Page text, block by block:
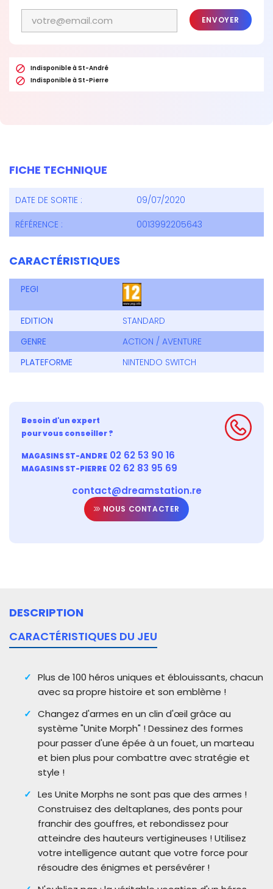
ENVOYER
 Indisponible à St-André
 Indisponible à St-Pierre
FICHE TECHNIQUE
DATE DE SORTIE :
09/07/2020
RÉFÉRENCE :
0013992205643
CARACTÉRISTIQUES
PEGI
EDITION
STANDARD
GENRE
ACTION / AVENTURE
PLATEFORME
NINTENDO SWITCH
Besoin d'un expert
pour vous conseiller ?
MAGASINS ST-ANDRE 02 62 53 90 16
MAGASINS ST-PIERRE 02 62 83 95 69
contact@dreamstation.re
NOUS CONTACTER
DESCRIPTION
CARACTÉRISTIQUES DU JEU
Plus de 100 héros uniques et éblouissants, chacun
avec sa propre histoire et son emblème !
Changez d'armes en un clin d'œil grâce au
système "Unite Morph" ! Dessinez des formes
pour passer d'une épée à un fouet, un marteau
et bien plus pour combattre avec stratégie et
style !
Les Unite Morphs ne sont pas que des armes !
Construisez des deltaplanes, des ponts pour
franchir des gouffres, et rebondissez pour
atteindre des hauteurs vertigineuses ! Utilisez
votre intelligence autant que votre force pour
résoudre des énigmes et persévérer !